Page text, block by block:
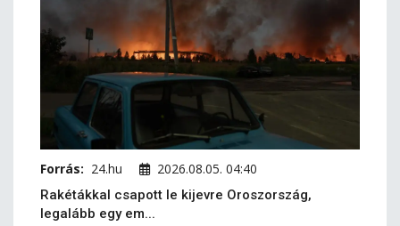
Forrás: 24.hu 2026.08.05. 04:40
Rakétákkal csapott le kijevre Oroszország,
legalább egy em...